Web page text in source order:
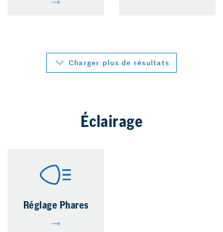
Charger plus de résultats
Éclairage
Réglage Phares